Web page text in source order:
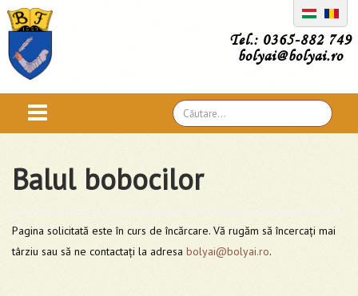
Tel.: 0365-882 749
bolyai@bolyai.ro
Căutare
...
Balul bobocilor
Pagina solicitată este în curs de încărcare. Vă rugăm să încercați mai
târziu sau să ne contactați la adresa bolyai@bolyai.ro.